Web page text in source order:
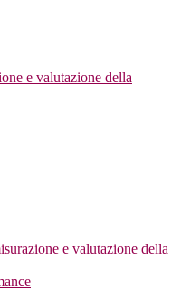
e valutazione della
e valutazione della